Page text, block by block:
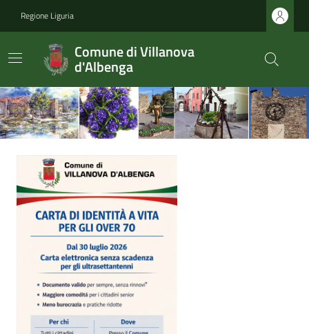
Regione Liguria
Comune di Villanova
d'Albenga
Ultime notizie